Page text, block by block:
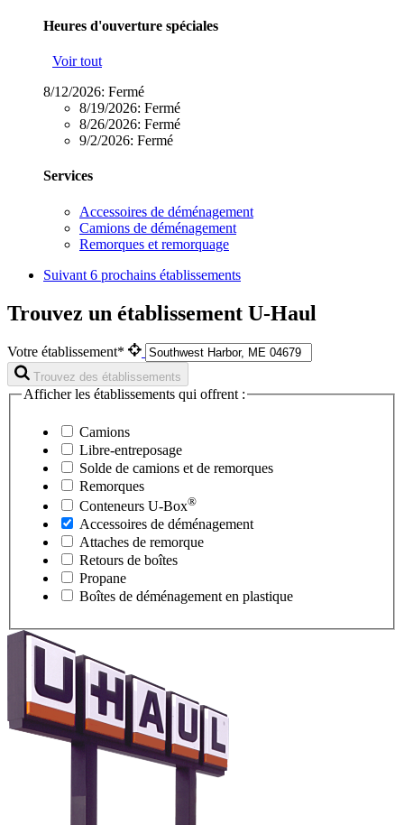
Heures d'ouverture spéciales
Voir tout
8/12/2026: Fermé
8/19/2026: Fermé
8/26/2026: Fermé
9/2/2026: Fermé
Services
Accessoires de déménagement
Camions de déménagement
Remorques et remorquage
Suivant 6 prochains établissements
Trouvez un établissement U-Haul
Votre établissement*
Trouvez des établissements
Afficher les établissements qui offrent :
Camions
Libre-entreposage
Solde de camions et de remorques
Remorques
Conteneurs U-Box®
Accessoires de déménagement
Attaches de remorque
Retours de boîtes
Propane
Boîtes de déménagement en plastique